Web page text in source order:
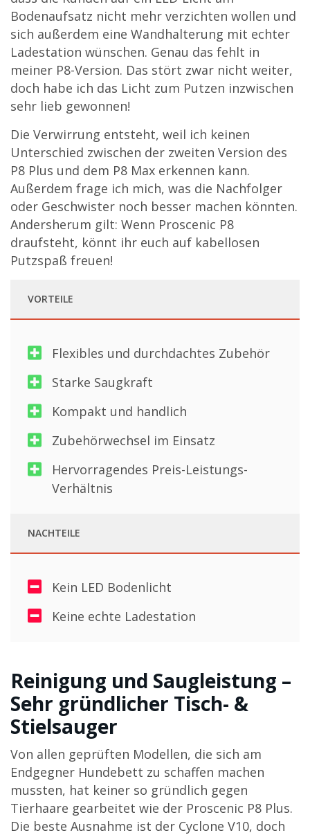
Bodenaufsatz nicht mehr verzichten wollen und
sich außerdem eine Wandhalterung mit echter
Ladestation wünschen. Genau das fehlt in
meiner P8-Version. Das stört zwar nicht weiter,
doch habe ich das Licht zum Putzen inzwischen
sehr lieb gewonnen!
Die Verwirrung entsteht, weil ich keinen
Unterschied zwischen der zweiten Version des
P8 Plus und dem P8 Max erkennen kann.
Außerdem frage ich mich, was die Nachfolger
oder Geschwister noch besser machen könnten.
Andersherum gilt: Wenn Proscenic P8
draufsteht, könnt ihr euch auf kabellosen
Putzspaß freuen!
VORTEILE
Flexibles und durchdachtes Zubehör
Starke Saugkraft
Kompakt und handlich
Zubehörwechsel im Einsatz
Hervorragendes Preis-Leistungs-
Verhältnis
NACHTEILE
Kein LED Bodenlicht
Keine echte Ladestation
Reinigung und Saugleistung –
Sehr gründlicher Tisch- &
Stielsauger
Von allen geprüften Modellen, die sich am
Endgegner Hundebett zu schaffen machen
mussten, hat keiner so gründlich gegen
Tierhaare gearbeitet wie der Proscenic P8 Plus.
Die beste Ausnahme ist der Cyclone V10, doch